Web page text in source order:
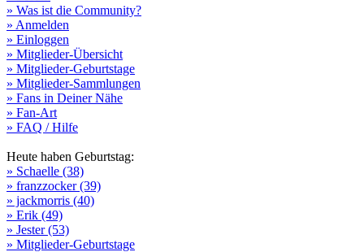
» Was ist die Community?
» Anmelden
» Einloggen
» Mitglieder-Übersicht
» Mitglieder-Geburtstage
» Mitglieder-Sammlungen
» Fans in Deiner Nähe
» Fan-Art
» FAQ / Hilfe
Heute haben Geburtstag:
» Schaelle (38)
» franzzocker (39)
» jackmorris (40)
» Erik (49)
» Jester (53)
» Mitglieder-Geburtstage